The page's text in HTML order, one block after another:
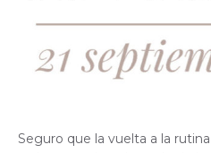
Seguro que la vuelta a la